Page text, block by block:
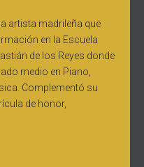
artista madrileña que
en la Escuela
de los Reyes donde
medio en Piano,
Complementó su
de honor,